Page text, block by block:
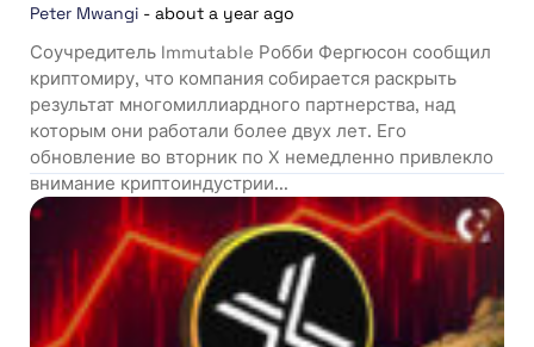
Peter Mwangi - about a year ago
Соучредитель Immutable Робби Фергюсон сообщил
криптомиру, что компания собирается раскрыть
результат многомиллиардного партнерства, над
которым они работали более двух лет. Его
обновление во вторник по X немедленно привлекло
внимание криптоиндустрии...